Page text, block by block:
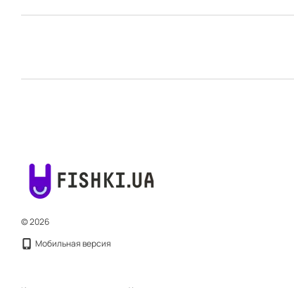
© 2026
Мобильная версия